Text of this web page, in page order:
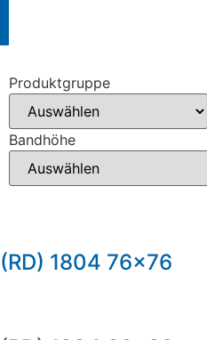
Produktgruppe
Bandhöhe
(RD) 1804 76×76